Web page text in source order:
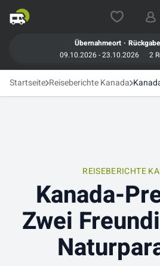
Übernahmeort .
09.10.2026 - 23.10.2026
2
Startseite Reiseberichte Kanada
REISEBERICHTE
Kanada-
Zwei